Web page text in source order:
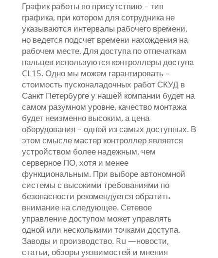
График работы по присутствию – тип
графика, при котором для сотрудника не
указываются интервалы рабочего времени,
но ведется подсчет времени нахождения на
рабочем месте. Для доступа по отпечаткам
пальцев используются контроллеры доступа
CL15. Одно мы можем гарантировать –
стоимость пусконаладочных работ СКУД в
Санкт Петербурге у нашей компании будет на
самом разумном уровне, качество монтажа
будет неизменно высоким, а цена
оборудования – одной из самых доступных. В
этом смысле мастер контроллер является
устройством более надежным, чем
серверное ПО, хотя и менее
функциональным. При выборе автономной
системы с высокими требованиями по
безопасности рекомендуется обратить
внимание на следующее. Сетевое
управление доступом может управлять
одной или несколькими точками доступа.
Заводы и производство. Ru —новости,
статьи, обзоры уязвимостей и мнения